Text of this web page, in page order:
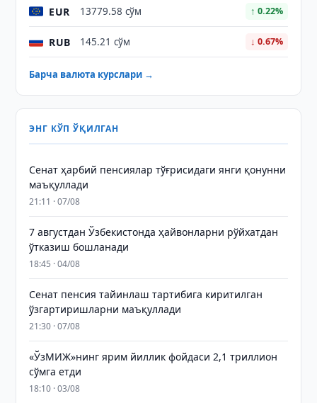
EUR 13779.58 сўм ↑ 0.22%
RUB 145.21 сўм ↓ 0.67%
Барча валюта курслари →
ЭНГ КЎП ЎҚИЛГАН
Сенат ҳарбий пенсиялар тўғрисидаги янги қонунни
маъқуллади
21:11 · 07/08
7 августдан Ўзбекистонда ҳайвонларни рўйхатдан
ўтказиш бошланади
18:45 · 04/08
Сенат пенсия тайинлаш тартибига киритилган
ўзгартиришларни маъқуллади
21:30 · 07/08
«ЎзМИЖ»нинг ярим йиллик фойдаси 2,1 триллион
сўмга етди
18:10 · 03/08